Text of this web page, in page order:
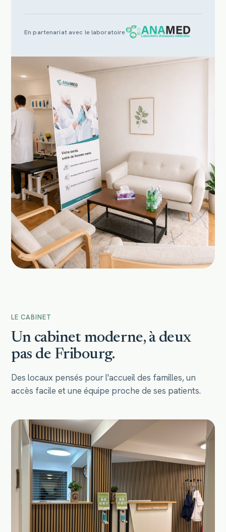
En partenariat avec le laboratoire
LE CABINET
Un cabinet moderne, à deux
pas de Fribourg.
Des locaux pensés pour l'accueil des familles, un
accès facile et une équipe proche de ses patients.